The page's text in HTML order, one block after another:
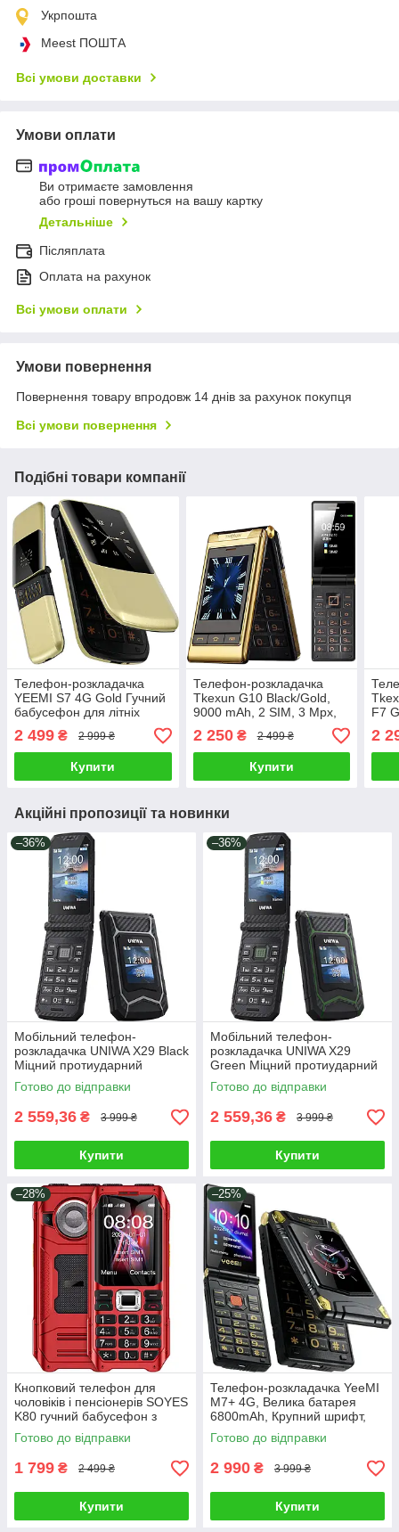
Укрпошта
Meest ПОШТА
Всі умови доставки
Умови оплати
Ви отримаєте замовлення
або гроші повернуться на вашу картку
Детальніше
Післяплата
Оплата на рахунок
Всі умови оплати
Умови повернення
Повернення товару впродовж 14 днів за рахунок покупця
Всі умови повернення
Подібні товари компанії
Телефон-розкладачка
YEEMI S7 4G Gold Гучний
бабусефон для літніх
2 499 ₴ 2 999 ₴
Купити
Телефон-розкладачка
Tkexun G10 Black/Gold,
9000 mAh, 2 SIM, 3 Mpx,
дисплей 3" (Yeemi G10)
2 250₴ 2 499 ₴
Купити
F7
2
Акційні пропозиції та новинки
–36%
Мобільний телефон-
розкладачка UNIWA X29 Black
Міцний протиударний
бабушкофон з великими
кнопками і гучним динаміком
Готово до відправки
2 559,36 ₴ 3 999 ₴
Купити
–36%
Мобільний телефон-
розкладачка UNIWA X29
Green Міцний протиударний
бабушкофон з великими
кнопками і гучним динаміком
Готово до відправки
2 559,36 ₴ 3 999 ₴
Купити
–28%
Кнопковий телефон для
чоловіків і пенсіонерів SOYES
K80 гучний бабусефон з
великими кнопками і
екраном, Червоний
Готово до відправки
1 799 ₴ 2 499 ₴
Купити
–25%
Телефон-розкладачка YeeMI
M7+ 4G, Велика батарея
6800mAh, Крупний шрифт,
FM, SOS, Великий дисплей
3"
Готово до відправки
2 990 ₴ 3 999 ₴
Купити